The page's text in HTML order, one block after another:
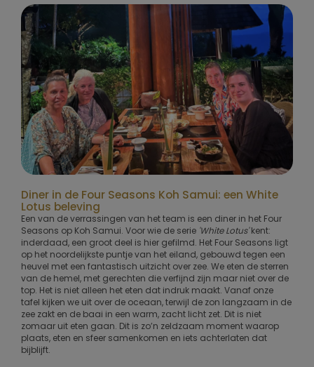
Diner in de Four Seasons Koh Samui: een White
Lotus beleving
Een van de verrassingen van het team is een diner in het Four
Seasons op Koh Samui. Voor wie de serie 'White Lotus'kent:
inderdaad, een groot deel is hier gefilmd. Het Four Seasons ligt
op het noordelijkste puntje van het eiland, gebouwd tegen een
heuvel met een fantastisch uitzicht over zee. We eten de sterren
van de hemel, met gerechten die verfijnd zijn maar niet over de
top. Het is niet alleen het eten dat indruk maakt. Vanaf onze
tafel kijken we uit over de oceaan, terwijl de zon langzaam in de
zee zakt en de baai in een warm, zacht licht zet. Dit is niet
zomaar uit eten gaan. Dit is zo’n zeldzaam moment waarop
plaats, eten en sfeer samenkomen en iets achterlaten dat
bijblijft.